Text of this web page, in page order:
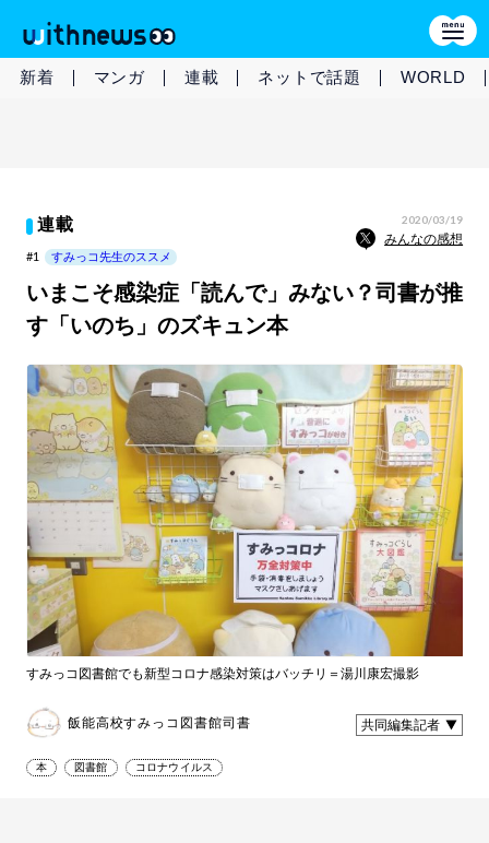
新着 マンガ 連載 ネットで話題 WORLD
連載 2020/03/19
みんなの感想
#1 すみっコ先生のススメ
いまこそ感染症「読んで」みない？司書が推
す「いのち」のズキュン本
すみっコ図書館でも新型コロナ感染対策はバッチリ＝湯川康宏撮影
飯能高校すみっコ図書館司書 共同編集記者
本 図書館 コロナウイルス